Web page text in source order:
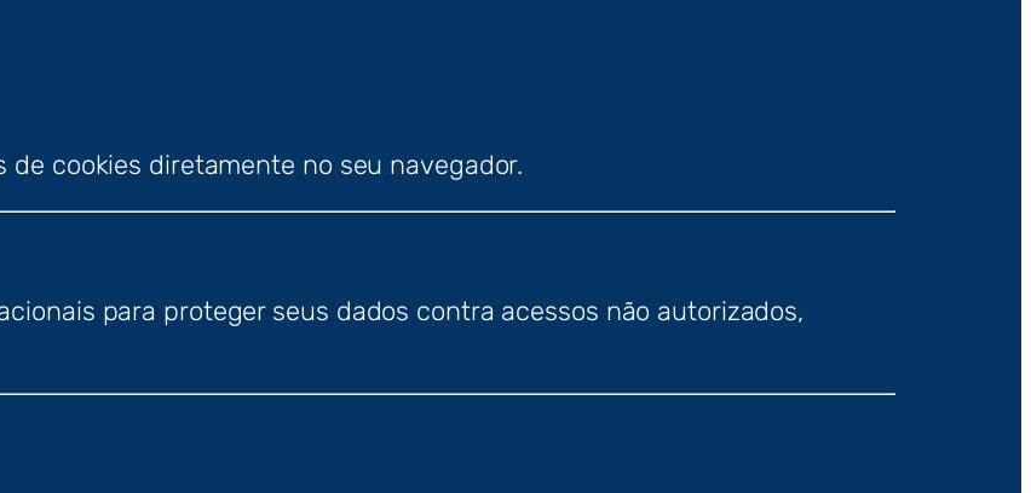
cookies diretamente no seu navegador.
para proteger seus dados contra acessos não autorizados,